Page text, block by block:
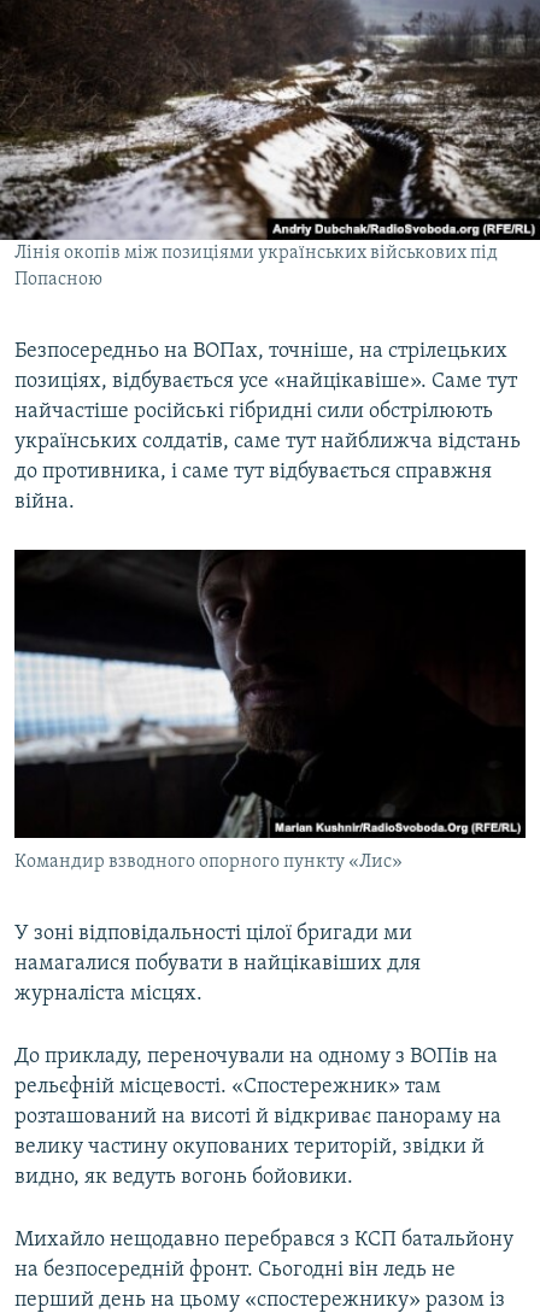
Лінія окопів між позиціями українських військових під
Попасною
Безпосередньо на ВОПах, точніше, на стрілецьких
позиціях, відбувається усе «найцікавіше». Саме тут
найчастіше російські гібридні сили обстрілюють
українських солдатів, саме тут найближча відстань
до противника, і саме тут відбувається справжня
війна.
Командир взводного опорного пункту «Лис»
У зоні відповідальності цілої бригади ми
намагалися побувати в найцікавіших для
журналіста місцях.
До прикладу, переночували на одному з ВОПів на
рельєфній місцевості. «Спостережник» там
розташований на висоті й відкриває панораму на
велику частину окупованих територій, звідки й
видно, як ведуть вогонь бойовики.
Михайло нещодавно перебрався з КСП батальйону
на безпосередній фронт. Сьогодні він ледь не
перший день на цьому «спостережнику» разом із